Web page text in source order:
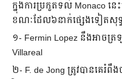
ក្នុង​ការ​ប្រកួត​ទល់​ Monaco ន
ខណៈ​ដែល​៦​នាក់​ផ្សេង​ទៀត​សុទ្
១- Fermin Lopez ​​នឹង​អាច​ត្
Villareal
២- ​F. de Jong ត្រូវ​បាន​គេ​រំ